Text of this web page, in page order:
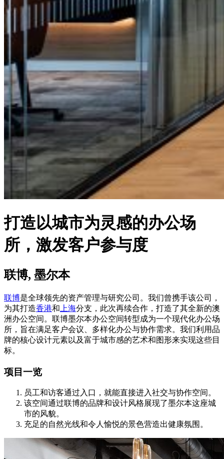
打造以城市为灵感的办公场
所，激发客户参与度
联博, 墨尔本
联博是全球领先的资产管理与研究公司。我们曾携手该公司，
为其打造香港和 上海分支，此次再续合作，打造了其全新的澳
洲办公空间。联博墨尔本办公空间转型成为一个现代化办公场
所，旨在满足客户会议、多样化办公与协作需求。我们利用品
牌的核心设计元素以及富于城市感的艺术和图形来实现这些目
标。
项目一览
员工和访客通过入口，就能直接进入社交与协作空间。
该空间通过联博的品牌和设计风格展现了墨尔本这座城
市的风貌。
充足的自然光线和令人愉悦的景色营造出健康氛围。